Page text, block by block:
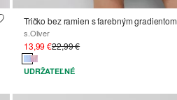
Tričko bez ramien s farebným gradientom
s.Oliver
13,99 €22,99 €
UDRŽATEĽNÉ